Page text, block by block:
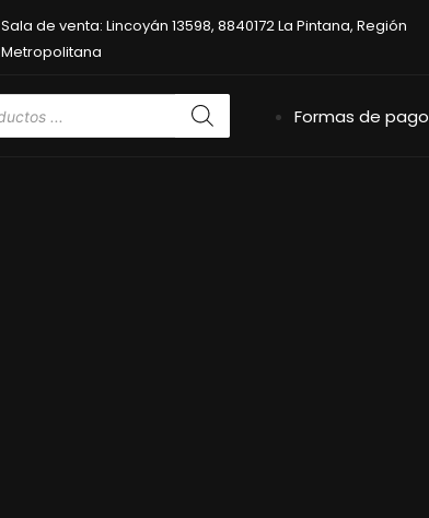
Sala de venta: Lincoyán 13598, 8840172 La Pintana, Región
Metropolitana
Formas de pago